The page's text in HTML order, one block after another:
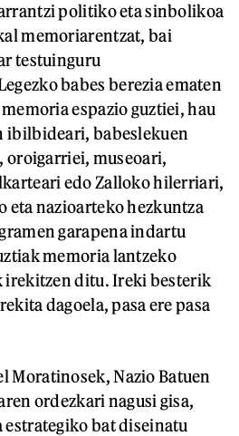
politiko eta sinbolikoa
memoriarentzat, bai
testuinguru
babes berezia ematen
espazio guztiei, hau
ibilbideari, babeslekuen
oroigarriei, museoari,
edo Zalloko hilerriari,
eta nazioarteko hezkuntza
garapena indartu
memoria lantzeko
irekitzen ditu. Ireki besterik
dagoela, pasa ere pasa
Moratinosek, Nazio Batuen
ordezkari nagusi gisa,
bat diseinatu